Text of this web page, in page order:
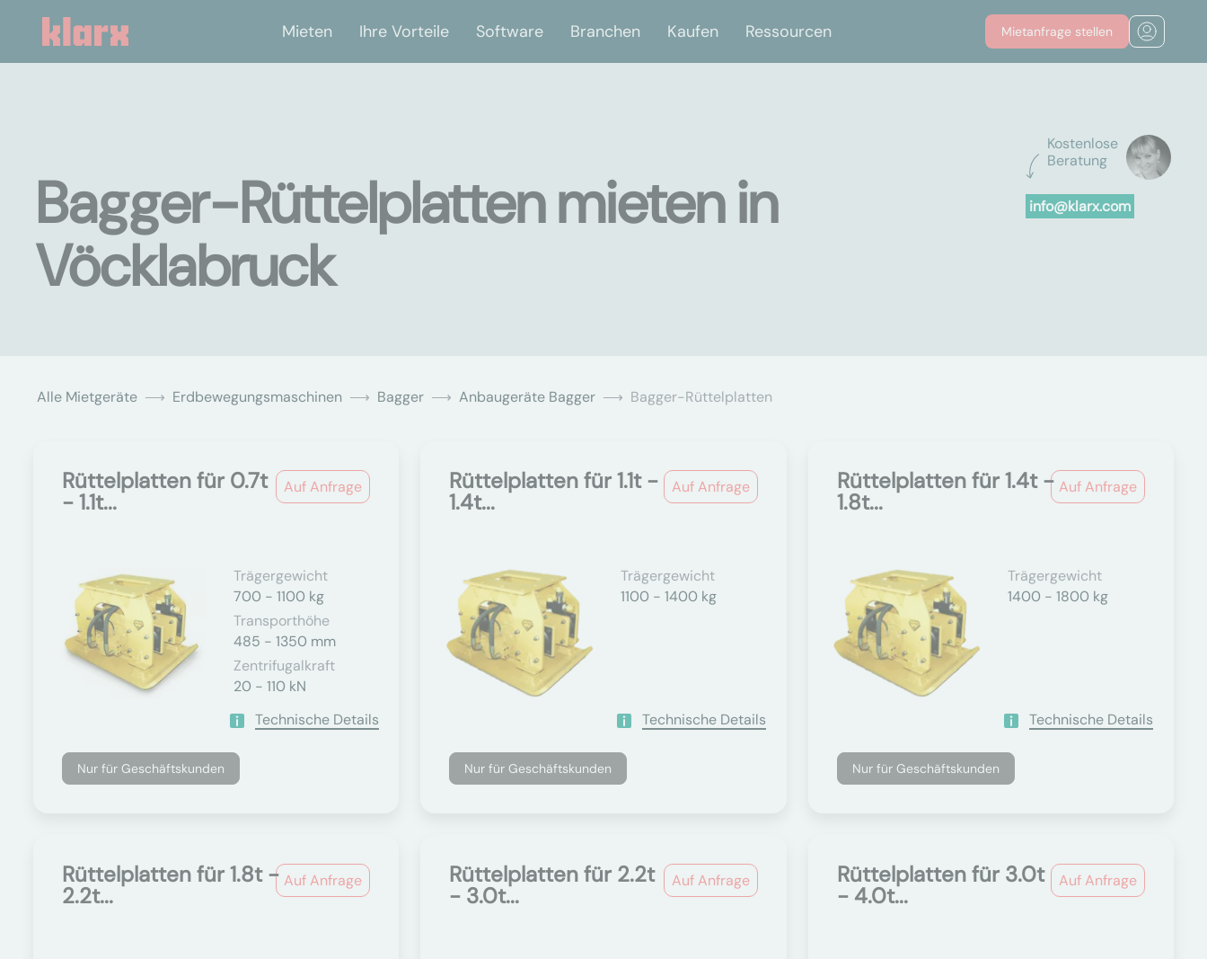
Mieten Ihre Vorteile Software Branchen Kaufen Ressourcen Mietanfrage stellen
Kostenlose
Beratung
info@klarx.com
Bagger-Rüttelplatten mieten in
Vöcklabruck
Alle Mietgeräte Erdbewegungsmaschinen Bagger Anbaugeräte Bagger Bagger-Rüttelplatten
Auf Anfrage
Rüttelplatten für 0.7t
- 1.1t...
Trägergewicht
700 - 1100 kg
Transporthöhe
485 - 1350 mm
Zentrifugalkraft
20 - 110 kN
Technische Details
Nur für Geschäftskunden
Auf Anfrage
Rüttelplatten für 1.1t -
1.4t...
Trägergewicht
1100 - 1400 kg
Technische Details
Nur für Geschäftskunden
Auf Anfrage
Rüttelplatten für 1.4t -
1.8t...
Trägergewicht
1400 - 1800 kg
Technische Details
Nur für Geschäftskunden
Auf Anfrage
Rüttelplatten für 1.8t -
2.2t...
Auf Anfrage
Rüttelplatten für 2.2t
- 3.0t...
Auf Anfrage
Rüttelplatten für 3.0t
- 4.0t...